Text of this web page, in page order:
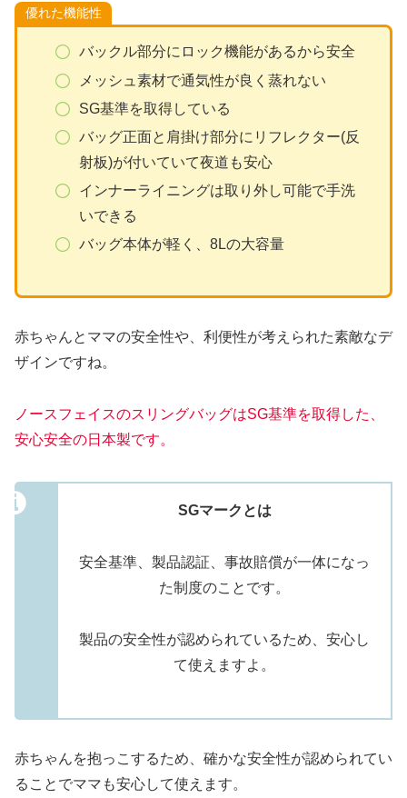
優れた機能性
バックル部分にロック機能があるから安全
メッシュ素材で通気性が良く蒸れない
SG基準を取得している
バッグ正面と肩掛け部分にリフレクター(反
射板)が付いていて夜道も安心
インナーライニングは取り外し可能で手洗
いできる
バッグ本体が軽く、8Lの大容量
赤ちゃんとママの安全性や、利便性が考えられた素敵なデ
ザインですね。
ノースフェイスのスリングバッグはSG基準を取得した
安心安全の日本製です。
SGマークとは
安全基準、製品認証、事故賠償が一体になっ
た制度のことです。
製品の安全性が認められているため、安心し
て使えますよ。
赤ちゃんを抱っこするため、確かな安全性が認められてい
ることでママも安心して使えます。